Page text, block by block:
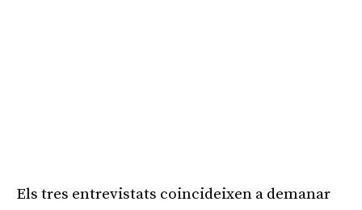
Els tres entrevistats coincideixen a demanar